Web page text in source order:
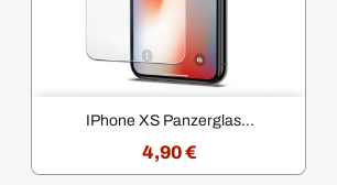
IPhone XS Panzerglas...
4,90 €